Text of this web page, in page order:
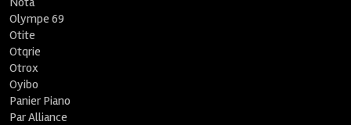
Olympe 69
Otite
Otqrie
Otrox
Oyibo
Panier Piano
Par Alliance